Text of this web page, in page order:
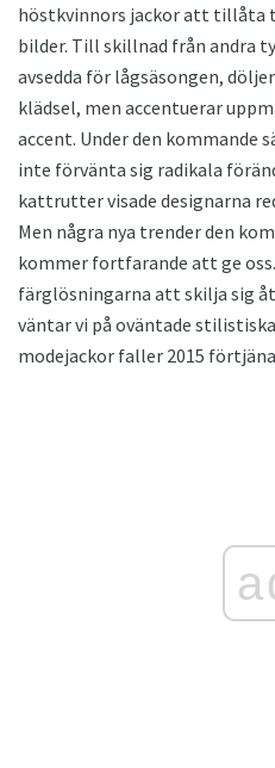
höstkvinnors jackor att tillåta
bilder. Till skillnad från andra
avsedda för lågsäsongen,
klädsel, men accentuerar
accent. Under den kommande
inte förvänta sig radikala
kattrutter visade designarna
Men några nya trender den
kommer fortfarande att ge
färglösningarna att skilja sig
väntar vi på oväntade
modejackor faller 2015